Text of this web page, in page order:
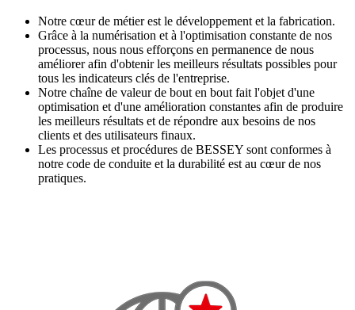
Notre cœur de métier est le développement et la fabrication.
Grâce à la numérisation et à l'optimisation constante de nos
processus, nous nous efforçons en permanence de nous
améliorer afin d'obtenir les meilleurs résultats possibles pour
tous les indicateurs clés de l'entreprise.
Notre chaîne de valeur de bout en bout fait l'objet d'une
optimisation et d'une amélioration constantes afin de produire
les meilleurs résultats et de répondre aux besoins de nos
clients et des utilisateurs finaux.
Les processus et procédures de BESSEY sont conformes à
notre code de conduite et la durabilité est au cœur de nos
pratiques.